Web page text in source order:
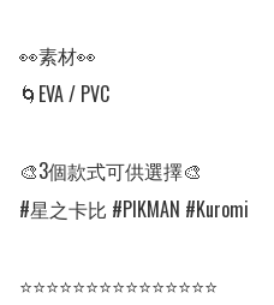
👀素材👀
🌀EVA / PVC
🎨3個款式可供選擇🎨
#星之卡比 #PIKMAN #Kuromi
⭐⭐⭐⭐⭐⭐⭐⭐⭐⭐⭐⭐⭐⭐⭐